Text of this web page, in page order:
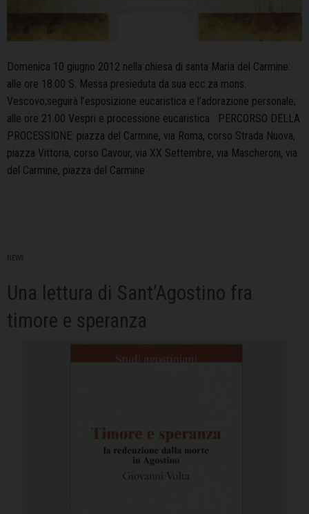
Domenica 10 giugno 2012 nella chiesa di santa Maria del Carmine:
alle ore 18.00 S. Messa presieduta da sua ecc.za mons.
Vescovo;seguirà l’esposizione eucaristica e l’adorazione personale;
alle ore 21.00 Vespri e processione eucaristica PERCORSO DELLA
PROCESSIONE: piazza del Carmine, via Roma, corso Strada Nuova,
piazza Vittoria, corso Cavour, via XX Settembre, via Mascheroni, via
del Carmine, piazza del Carmine
NEWS
Una lettura di Sant’Agostino fra
timore e speranza